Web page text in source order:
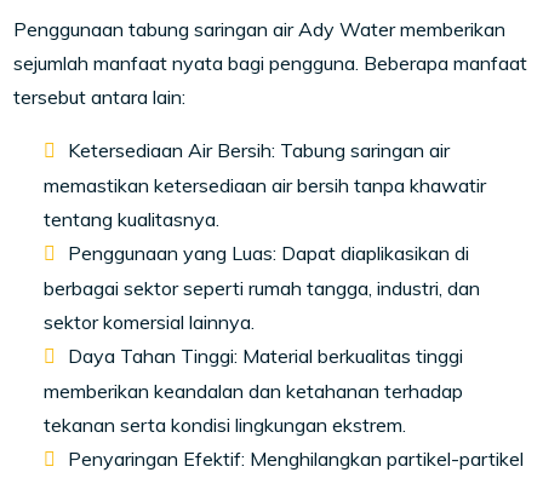
Penggunaan tabung saringan air Ady Water memberikan
sejumlah manfaat nyata bagi pengguna. Beberapa manfaat
tersebut antara lain:
Ketersediaan Air Bersih: Tabung saringan air
memastikan ketersediaan air bersih tanpa khawatir
tentang kualitasnya.
Penggunaan yang Luas: Dapat diaplikasikan di
berbagai sektor seperti rumah tangga, industri, dan
sektor komersial lainnya.
Daya Tahan Tinggi: Material berkualitas tinggi
memberikan keandalan dan ketahanan terhadap
tekanan serta kondisi lingkungan ekstrem.
Penyaringan Efektif: Menghilangkan partikel-partikel